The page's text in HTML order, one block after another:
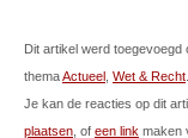
Dit artikel werd
themaActueel Wet & Recht
Je kan de reacties op dit
plaatsen , of een link maken